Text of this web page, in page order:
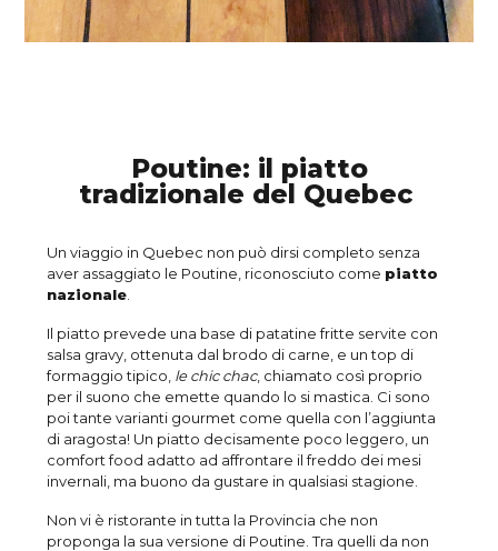
Poutine: il piatto
tradizionale del Quebec
Un viaggio in Quebec non può dirsi completo senza
aver assaggiato le Poutine, riconosciuto come piatto
nazionale
Il piatto prevede una base di patatine fritte servite con
salsa gravy, ottenuta dal brodo di carne, e un top di
formaggio tipico, le chic chac, chiamato così proprio
per il suono che emette quando lo si mastica. Ci sono
poi tante varianti gourmet come quella con l’aggiunta
di aragosta! Un piatto decisamente poco leggero, un
comfort food adatto ad affrontare il freddo dei mesi
invernali, ma buono da gustare in qualsiasi stagione.
Non vi è ristorante in tutta la Provincia che non
proponga la sua versione di Poutine. Tra quelli da non